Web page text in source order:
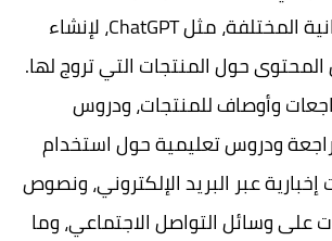
الاصطناعي المجانية المختلفة، مثل ChatGPT، لإنشاء
حول المنتجات التي تروج لها.
وأوصاف للمنتجات، ودروس
ودروس تعليمية حول استخدام
إخبارية عبر البريد الإلكتروني، ونصوص
على وسائل التواصل الاجتماعي، وما